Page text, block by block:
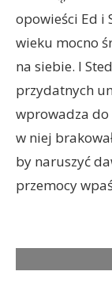
opowieści Ed i
wieku mocno
na siebie. I
przydatnych
wprowadza do
w niej
by naruszyć
przemocy